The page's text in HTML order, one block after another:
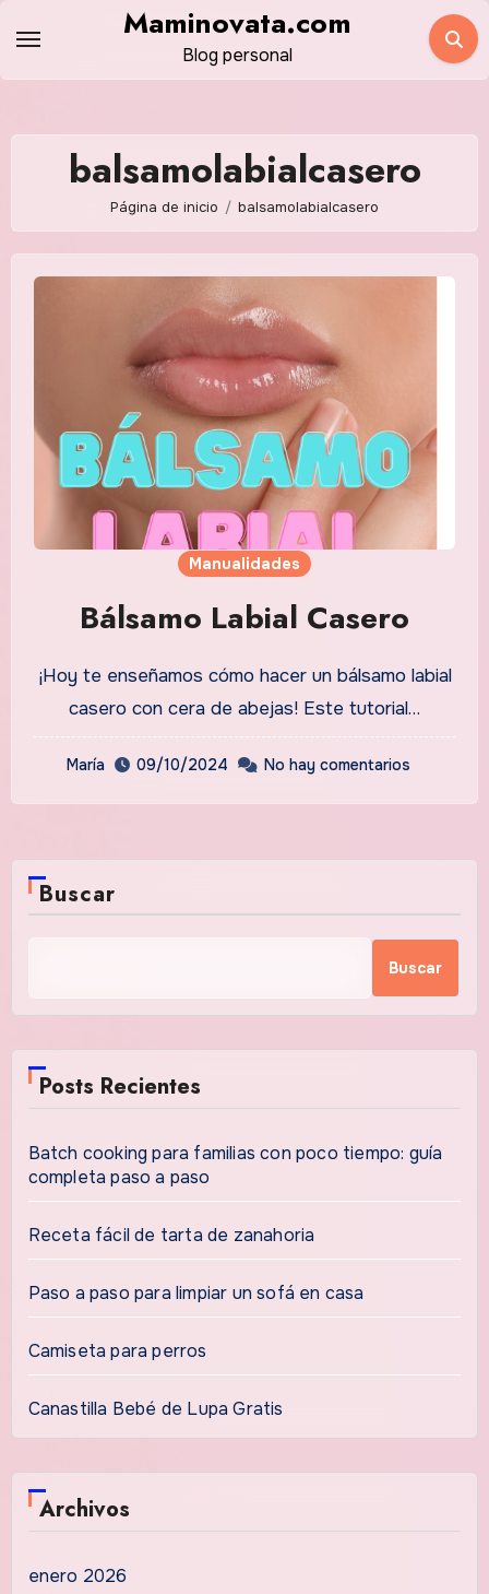
contenido
Maminovata.com
Blog personal
balsamolabialcasero
Página de inicio balsamolabialcasero
Manualidades
Bálsamo Labial Casero
¡Hoy te enseñamos cómo hacer un bálsamo labial
casero con cera de abejas! Este tutorial…
María 09/10/2024 No hay comentarios
Buscar
Buscar
Posts Recientes
Batch cooking para familias con poco tiempo: guía
completa paso a paso
Receta fácil de tarta de zanahoria
Paso a paso para limpiar un sofá en casa
Camiseta para perros
Canastilla Bebé de Lupa Gratis
Archivos
enero 2026